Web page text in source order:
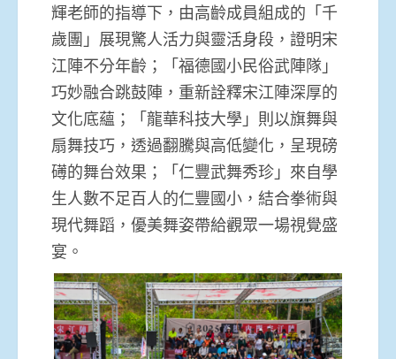
輝老師的指導下，由高齡成員組成的「千
歲團」展現驚人活力與靈活身段，證明宋
江陣不分年齡；「福德國小民俗武陣隊」
巧妙融合跳鼓陣，重新詮釋宋江陣深厚的
文化底蘊；「龍華科技大學」則以旗舞與
扇舞技巧，透過翻騰與高低變化，呈現磅
礡的舞台效果；「仁豐武舞秀珍」來自學
生人數不足百人的仁豐國小，結合拳術與
現代舞蹈，優美舞姿帶給觀眾一場視覺盛
宴。